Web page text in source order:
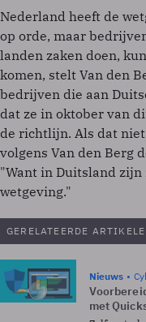
Nederland heeft de
op orde, maar
landen zaken doen,
komen, stelt Van den
bedrijven die aan
dat ze in oktober van
de richtlijn. Als dat
volgens Van den Berg
"Want in Duitsland zijn
wetgeving."
GERELATEERDE
Nieuws
met